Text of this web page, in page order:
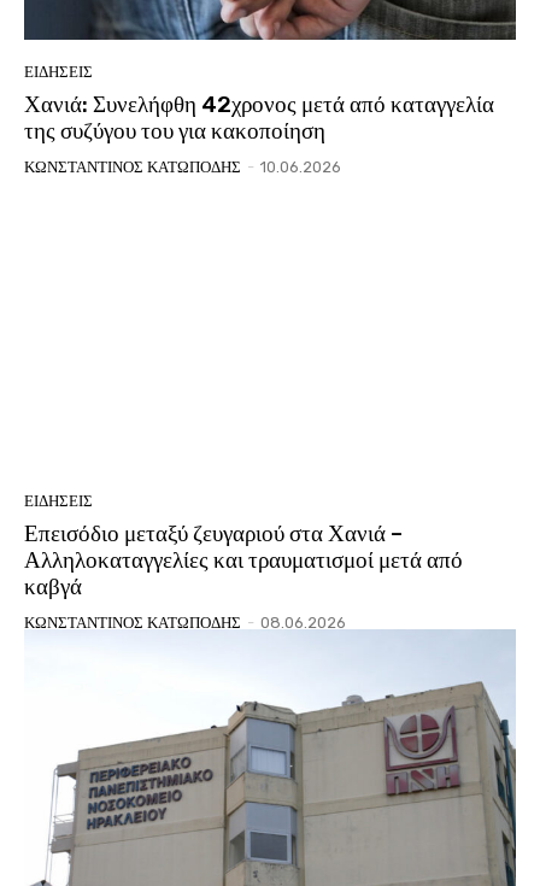
ΕΙΔΗΣΕΙΣ
Χανιά: Συνελήφθη 42χρονος μετά από καταγγελία
της συζύγου του για κακοποίηση
ΚΩΝΣΤΑΝΤΙΝΟΣ ΚΑΤΩΠΟΔΗΣ - 10.06.2026
ΕΙΔΗΣΕΙΣ
Επεισόδιο μεταξύ ζευγαριού στα Χανιά –
Αλληλοκαταγγελίες και τραυματισμοί μετά από
καβγά
ΚΩΝΣΤΑΝΤΙΝΟΣ ΚΑΤΩΠΟΔΗΣ - 08.06.2026